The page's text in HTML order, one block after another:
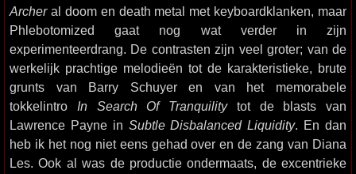
Archeral doom en death metal met keyboardklanken, maar
Phlebotomized gaat nog wat verder in zijn
experimenteerdrang. De contrasten zijn veel groter; van de
werkelijk prachtige melodieën tot de karakteristieke, brute
grunts van Barry Schuyer en van het memorabele
tokkelintro In Search Of Tranquilitytot de blasts van
Lawrence Payne in Subtle Disbalanced Liquidity. En dan
heb ik het nog niet eens gehad over en de zang van Diana
Les. Ook al was de productie ondermaats, de excentrieke